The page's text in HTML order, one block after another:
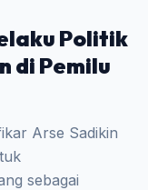
Politik
di Pemilu
Arse Sadikin
sebagai